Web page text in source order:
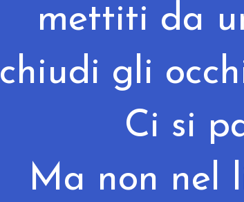
mettiti da
chiudi gli
Ci si
Ma non nel